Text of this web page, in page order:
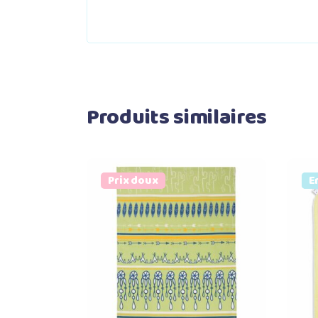
Produits similaires
Prix doux
Ajouter au panier